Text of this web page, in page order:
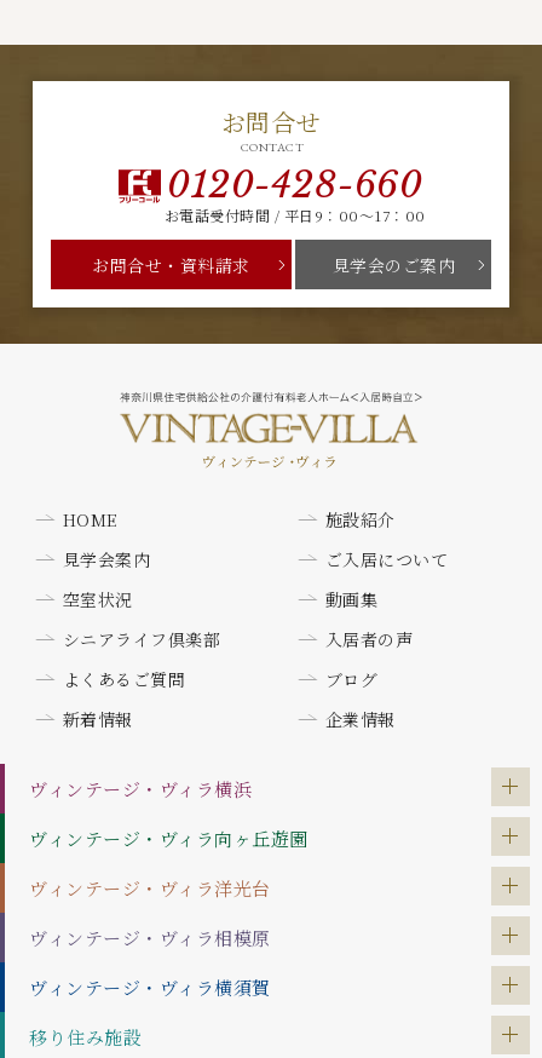
お問合せ
CONTACT
0120-428-660
お電話受付時間 / 平日9：00～17：00
お問合せ・資料請求 見学会のご案内
HOME
施設紹介
見学会案内
ご入居について
空室状況
動画集
シニアライフ倶楽部
入居者の声
よくあるご質問
ブログ
新着情報
企業情報
ヴィンテージ・ヴィラ横浜
ヴィンテージ・ヴィラ向ヶ丘遊園
ヴィンテージ・ヴィラ洋光台
ヴィンテージ・ヴィラ相模原
ヴィンテージ・ヴィラ横須賀
移り住み施設